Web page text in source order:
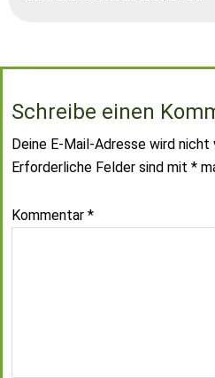
Schreibe einen
Deine E-Mail-Adresse wird
Erforderliche Felder sind mit *
Kommentar *